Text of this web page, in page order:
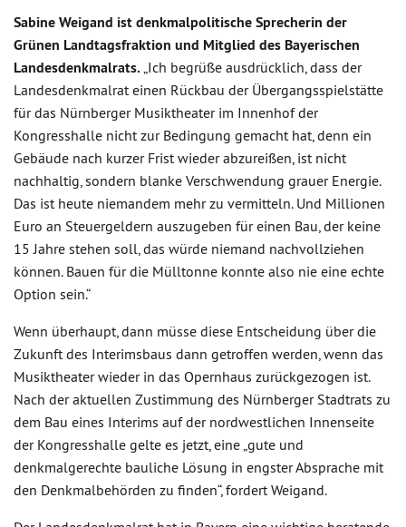
Sabine Weigand ist denkmalpolitische Sprecherin der
Grünen Landtagsfraktion und Mitglied des Bayerischen
Landesdenkmalrats.„Ich begrüße ausdrücklich, dass der
Landesdenkmalrat einen Rückbau der Übergangsspielstätte
für das Nürnberger Musiktheater im Innenhof der
Kongresshalle nicht zur Bedingung gemacht hat, denn ein
Gebäude nach kurzer Frist wieder abzureißen, ist nicht
nachhaltig, sondern blanke Verschwendung grauer Energie.
Das ist heute niemandem mehr zu vermitteln. Und Millionen
Euro an Steuergeldern auszugeben für einen Bau, der keine
15 Jahre stehen soll, das würde niemand nachvollziehen
können. Bauen für die Mülltonne konnte also nie eine echte
Option sein.“
Wenn überhaupt, dann müsse diese Entscheidung über die
Zukunft des Interimsbaus dann getroffen werden, wenn das
Musiktheater wieder in das Opernhaus zurückgezogen ist.
Nach der aktuellen Zustimmung des Nürnberger Stadtrats zu
dem Bau eines Interims auf der nordwestlichen Innenseite
der Kongresshalle gelte es jetzt, eine „gute und
denkmalgerechte bauliche Lösung in engster Absprache mit
den Denkmalbehörden zu finden“, fordert Weigand.